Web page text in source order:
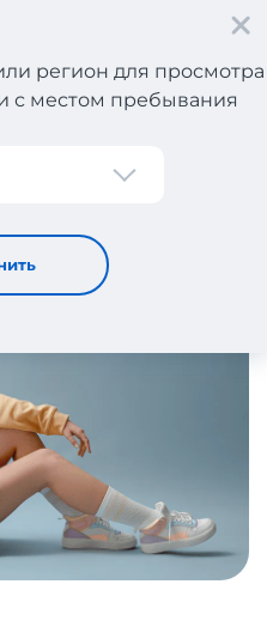
регион для просмотра
с местом пребывания
фасоны и особенности выбора